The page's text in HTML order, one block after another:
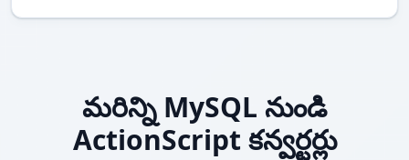
మరిన్ని MySQL నుండి
ActionScript కన్వర్టర్లు